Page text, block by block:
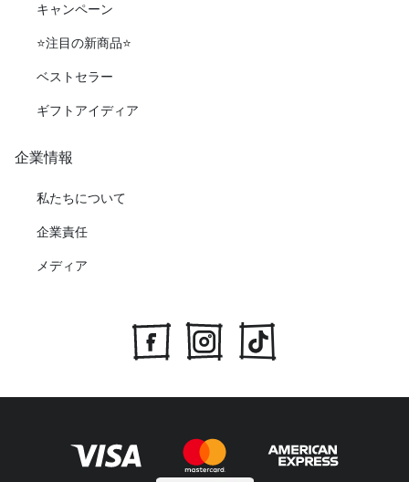
キャンペーン
⭐️注目の新商品⭐️
ベストセラー
ギフトアイディア
企業情報
私たちについて
企業責任
メディア